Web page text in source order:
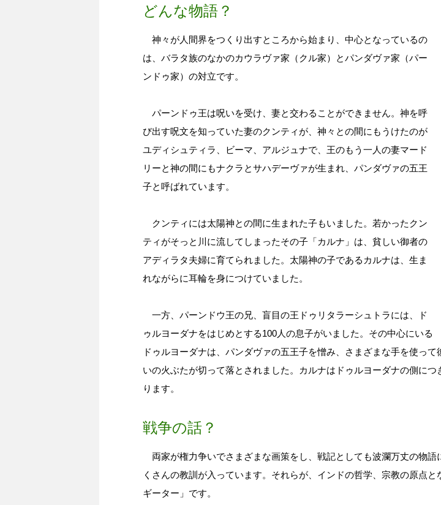
どんな物語？
神々が人間界をつくり出すところから始まり、中心となっているの
は、バラタ族のなかのカウラヴァ家（クル家）とパンダヴァ家（パー
ンドゥ家）の対立です。
パーンドゥ王は呪いを受け、妻と交わることができません。神を呼
び出す呪文を知っていた妻のクンティが、神々との間にもうけたのが
ユディシュティラ、ビーマ、アルジュナで、王のもう一人の妻マード
リーと神の間にもナクラとサハデーヴァが生まれ、パンダヴァの五王
子と呼ばれています。
クンティには太陽神との間に生まれた子もいました。若かったクン
ティがそっと川に流してしまったその子「カルナ」は、貧しい御者の
アディラタ夫婦に育てられました。太陽神の子であるカルナは、生ま
れながらに耳輪を身につけていました。
一方、パーンドウ王の兄、盲目の王ドゥリタラーシュトラには、ド
ゥルヨーダナをはじめとする100人の息子がいました。その中心にいる
ドゥルヨーダナは、パンダヴァの五王子を憎み、さまざまな手を使っ
いの火ぶたが切って落とされました。カルナはドゥルヨーダナの側に
ります。
戦争の話？
両家が権力争いでさまざまな画策をし、戦記としても波瀾万丈の物
くさんの教訓が入っています。それらが、インドの哲学、宗教の原点
ギーター」です。